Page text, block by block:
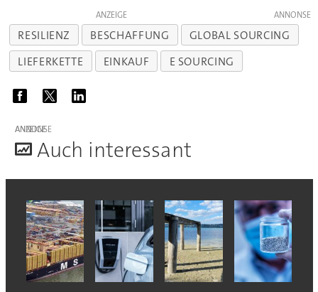
ANZEIGE
RESILIENZ BESCHAFFUNG
GLOBAL SOURCING
LIEFERKETTE
EINKAUF E SOURCING
ANZEIGE
Auch interessant